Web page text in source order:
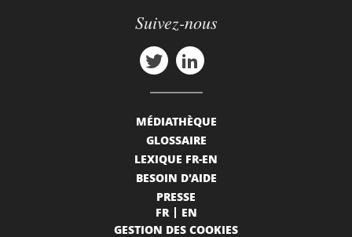
Suivez-nous
MÉDIATHÈQUE
GLOSSAIRE
LEXIQUE FR-EN
BESOIN D'AIDE
PRESSE
FR
EN
GESTION DES COOKIES